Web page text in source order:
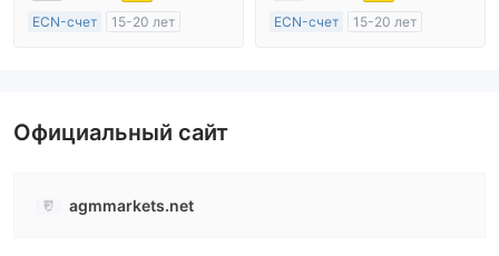
ECN-счет
15-20 лет
ECN-счет
15-20 лет
Официальный сайт
agmmarkets.net